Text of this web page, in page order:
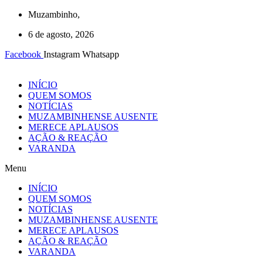
Muzambinho,
6 de agosto, 2026
Facebook Instagram Whatsapp
INÍCIO
QUEM SOMOS
NOTÍCIAS
MUZAMBINHENSE AUSENTE
MERECE APLAUSOS
AÇÃO & REAÇÃO
VARANDA
Menu
INÍCIO
QUEM SOMOS
NOTÍCIAS
MUZAMBINHENSE AUSENTE
MERECE APLAUSOS
AÇÃO & REAÇÃO
VARANDA